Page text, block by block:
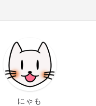
にゃも